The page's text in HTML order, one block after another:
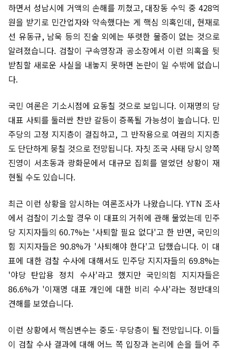
하면서 성남시에 거액의 손해를 끼쳤고, 대장동 수익 중 428억
원을 받기로 민간업자와 약속했다는 게 핵심 의혹인데, 현재로
선 유동규, 남욱 등의 진술 외에는 뚜렷한 물증이 없는 것으로
알려졌습니다. 검찰이 구속영장과 공소장에서 이런 의혹을 뒷
받침할 새로운 사실을 내놓지 못하면 논란이 일 수밖에 없습니
다.
국민 여론은 기소시점에 요동칠 것으로 보입니다. 이재명의 당
대표 사퇴를 둘러싼 찬반 갈등이 증폭될 가능성이 높습니다. 민
주당의 고정 지지층이 결집하고, 그 반작용으로 여권의 지지층
도 단단하게 뭉칠 것으로 전망됩니다. 자칫 조국 사태 당시 양쪽
진영이 서초동과 광화문에서 대규모 집회를 열었던 상황이 재
현될 수도 있습니다.
최근 이런 상황을 암시하는 여론조사가 나왔습니다. YTN 조사
에서 검찰이 기소할 경우 이 대표의 거취에 관해 물었는데 민주
당 지지자들의 60.7%는 '사퇴할 필요 없다'고 한 반면, 국민의
힘 지지자들은 90.8%가 '사퇴해야 한다'고 답했습니다. 이 대
표에 대한 검찰 수사에 대해서도 민주당 지지자들의 69.8%는
'야당 탄압용 정치 수사'라고 했지만 국민의힘 지지자들은
86.6%가 '이재명 대표 개인에 대한 비리 수사'라는 정반대의
견해를 보였습니다.
이런 상황에서 핵심변수는 중도·무당층이 될 전망입니다. 이들
이 검찰 수사 결과에 대해 어느 쪽 입장과 논리에 손을 들어 주